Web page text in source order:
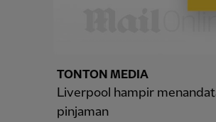
TONTON MEDIA
Liverpool hampir
pinjaman